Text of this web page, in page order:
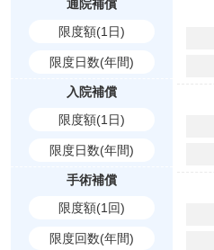
通院補償
限度額(1日)
限度日数(年間)
入院補償
限度額(1日)
限度日数(年間)
手術補償
限度額(1回)
限度回数(年間)